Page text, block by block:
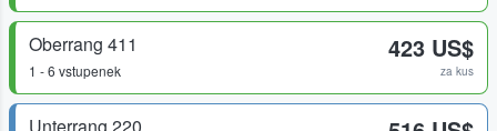
Oberrang 411
1 - 6 vstupenek
423 US$
za kus